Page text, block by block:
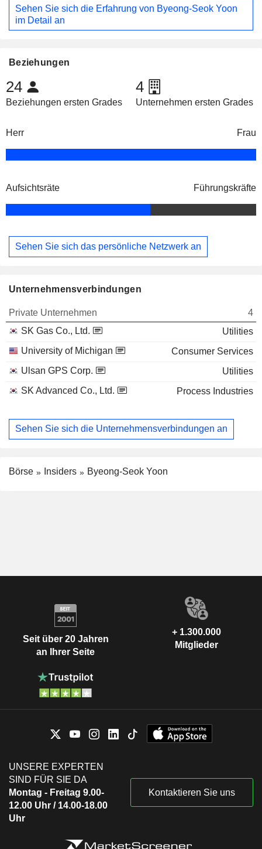
Sehen Sie sich die Erfahrung von Byeong-Seok Yoon
im Detail an
Beziehungen
24
Beziehungen ersten Grades
4
Unternehmen ersten Grades
Herr Frau
Aufsichtsräte Führungskräfte
Sehen Sie sich das persönliche Netzwerk an
Unternehmensverbindungen
Private Unternehmen
4
SK Gas Co., Ltd.
Utilities
University of Michigan
Consumer Services
Ulsan GPS Corp.
Utilities
SK Advanced Co., Ltd.
Process Industries
Sehen Sie sich die Unternehmensverbindungen an
Börse Insiders Byeong-Seok Yoon
Seit über 20 Jahren
an Ihrer Seite
+ 1.300.000
Mitglieder
UNSERE EXPERTEN
SIND FÜR SIE DA
Montag - Freitag 9.00-
12.00 Uhr / 14.00-18.00
Uhr
Kontaktieren Sie uns